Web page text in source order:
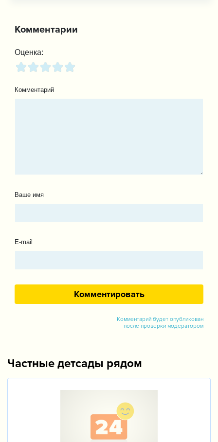
Комментарии
Оценка:
Комментарий
Ваше имя
E-mail
Комментарий будет опубликован
после проверки модератором
Частные детсады рядом